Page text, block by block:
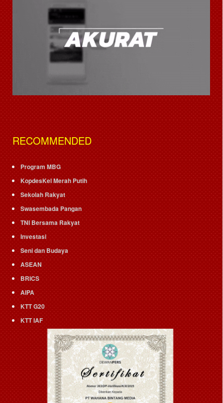
RECOMMENDED
Program MBG
KopdesKel Merah Putih
Sekolah Rakyat
Swasembada Pangan
TNI Bersama Rakyat
Investasi
Seni dan Budaya
ASEAN
BRICS
AIPA
KTT G20
KTT IAF